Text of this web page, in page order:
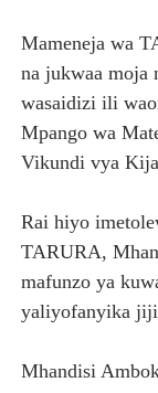
TBS
MRADI WA
WACHIMBAJI
FCC
‎Mameneja wa
na jukwaa moja
wasaidizi ili
Mpango wa
Vikundi vya
‎Rai hiyo
TARURA,
mafunzo ya
yaliyofanyika
‎Mhandisi